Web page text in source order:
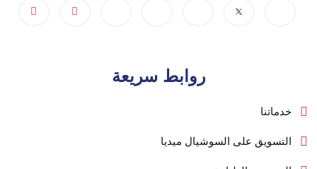
روابط سريعة
خدماتنا
التسويق على السوشيال ميديا